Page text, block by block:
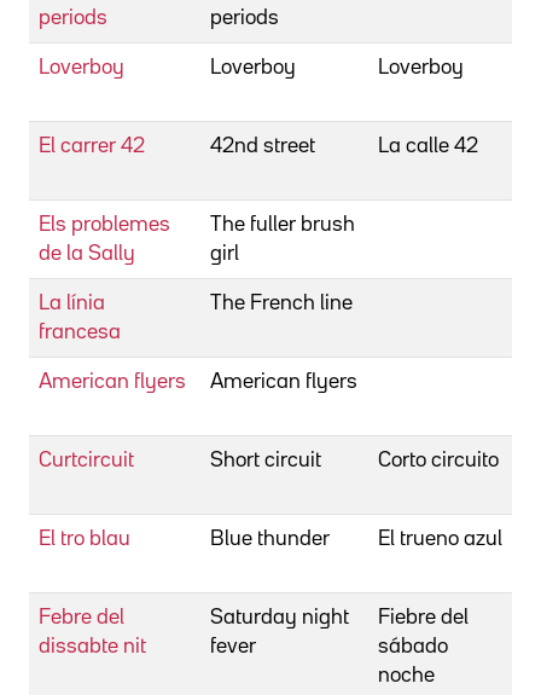
periods
periods
Loverboy Loverboy Loverboy
El carrer 42 42nd street La calle 42
Els problemes
de la Sally
The fuller brush
girl
La línia
francesa
The French line
American flyers American flyers
Curtcircuit Short circuit Corto circuito
El tro blau Blue thunder El trueno azul
Febre del
dissabte nit
Saturday night
fever
Fiebre del
sábado
noche